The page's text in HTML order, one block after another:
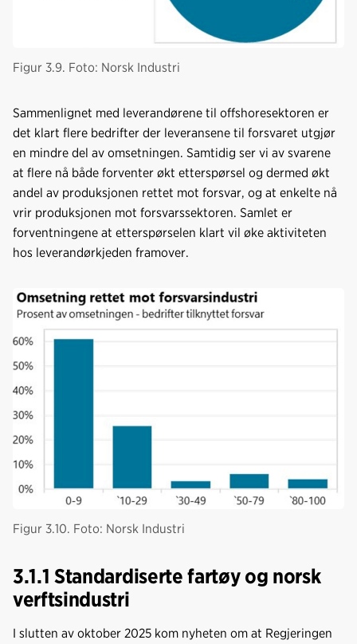
Figur 3.9. Foto: Norsk Industri
Sammenlignet med leverandørene til offshoresektoren er
det klart flere bedrifter der leveransene til forsvaret utgjør
en mindre del av omsetningen. Samtidig ser vi av svarene
at flere nå både forventer økt etterspørsel og dermed økt
andel av produksjonen rettet mot forsvar, og at enkelte nå
vrir produksjonen mot forsvarssektoren. Samlet er
forventningene at etterspørselen klart vil øke aktiviteten
hos leverandørkjeden framover.
Figur 3.10. Foto: Norsk Industri
3.1.1 Standardiserte fartøy og norsk
verftsindustri
I slutten av oktober 2025 kom nyheten om at Regjeringen